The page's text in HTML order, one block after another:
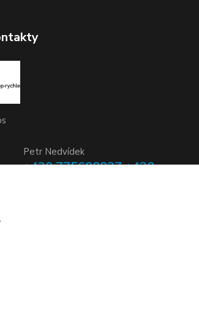
Petr Nedvídek
+420 775688827 +420